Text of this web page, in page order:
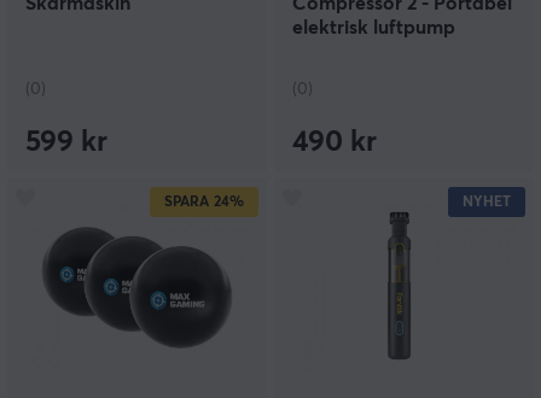
(0)
599 kr
elektrisk luftpump
(0)
490 kr
SPARA 24% NYHET